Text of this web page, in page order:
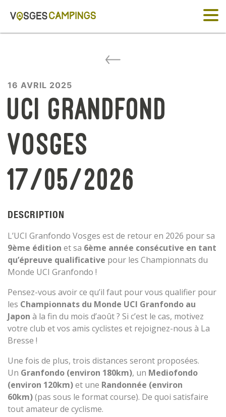
16 AVRIL 2025
UCI Grandfond
Vosges
17/05/2026
DESCRIPTION
L’UCI Granfondo Vosges est de retour en 2026 pour sa
9ème édition et sa 6ème année consécutive en tant
qu’épreuve qualificative pour les Championnats du
Monde UCI Granfondo !
Pensez-vous avoir ce qu’il faut pour vous qualifier pour
les Championnats du Monde UCI Granfondo au
Japon à la fin du mois d’août ? Si c’est le cas, motivez
votre club et vos amis cyclistes et rejoignez-nous à La
Bresse !
Une fois de plus, trois distances seront proposées.
Un Granfondo (environ 180km), un Mediofondo
(environ 120km)et une Randonnée (environ
60km)(pas sous le format course). De quoi satisfaire
tout amateur de cyclisme.